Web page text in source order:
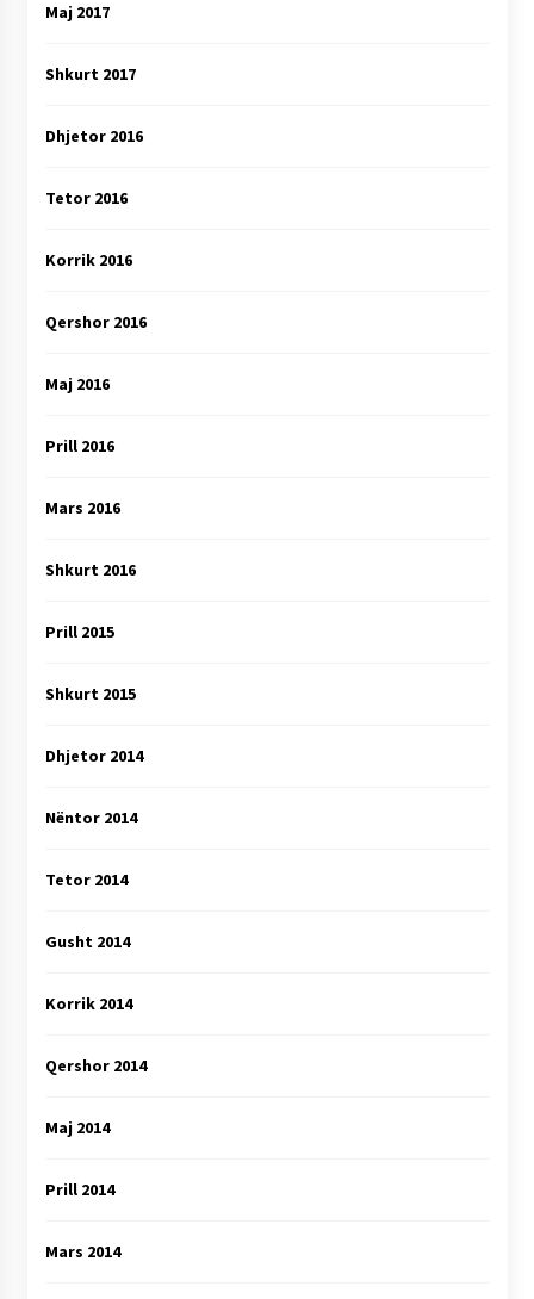
Maj 2017
Shkurt 2017
Dhjetor 2016
Tetor 2016
Korrik 2016
Qershor 2016
Maj 2016
Prill 2016
Mars 2016
Shkurt 2016
Prill 2015
Shkurt 2015
Dhjetor 2014
Nëntor 2014
Tetor 2014
Gusht 2014
Korrik 2014
Qershor 2014
Maj 2014
Prill 2014
Mars 2014